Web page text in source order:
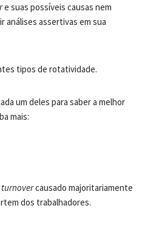
e suas possíveis causas nem
análises assertivas em sua
tipos de rotatividade.
um deles para saber a melhor
mais:
turnovercausado majoritariamente
dos trabalhadores.